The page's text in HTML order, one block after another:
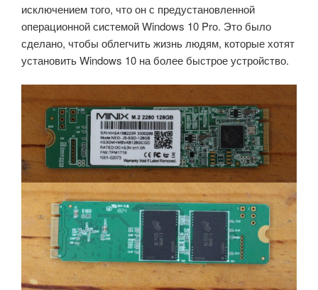
исключением того, что он с предустановленной
операционной системой Windows 10 Pro. Это было
сделано, чтобы облегчить жизнь людям, которые хотят
установить Windows 10 на более быстрое устройство.